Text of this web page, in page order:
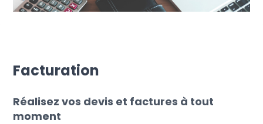
Facturation
Réalisez vos devis et factures à tout
moment